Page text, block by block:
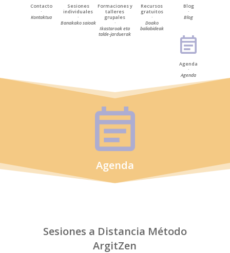
Contacto
·
Kontaktua
Sesiones
individuales
·
Banakako saioak
Formaciones y
talleres
grupales
·
Ikastaroak eta
talde-jarduerak
Recursos
gratuitos
·
Doako
baliabideak
Blog
·
Blog
Agenda
·
Agenda
Agenda
Sesiones a Distancia Método
ArgitZen